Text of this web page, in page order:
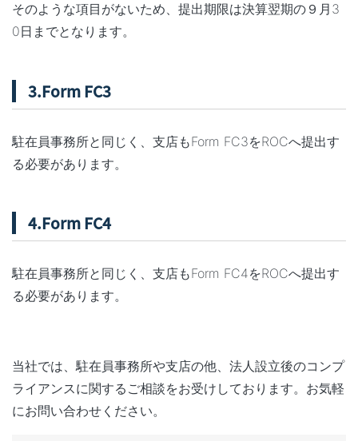
そのような項目がないため、提出期限は決算翌期の９月3
0日までとなります。
3.Form FC3
駐在員事務所と同じく、支店もForm FC3をROCへ提出す
る必要があります。
4.Form FC4
駐在員事務所と同じく、支店もForm FC4をROCへ提出す
る必要があります。
当社では、駐在員事務所や支店の他、法人設立後のコンプ
ライアンスに関するご相談をお受けしております。お気軽
にお問い合わせください。